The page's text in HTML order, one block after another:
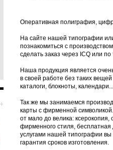
Оперативная полиграфия,
На сайте нашей типографии
познакомиться с
сделать заказ через ICQ или
Наша продукция является
в своей работе без таких
каталоги, блокноты, календари...
Так же мы занимаемся
карты с фирменной
от мало до велика: ксерокопия,
фирменного стиля, бесплатная
услугами нашей типографии
гарантия сроков изготовления.